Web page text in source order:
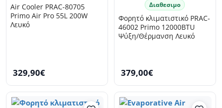
Air Cooler PRAC-80705
Primo Air Pro 55L 200W
Λευκό
329,90€
Διαθεσιμο
Φορητό κλιματιστικό PRAC-
46002 Primo 12000BTU
Ψύξη/Θέρμανση Λευκό
379,00€